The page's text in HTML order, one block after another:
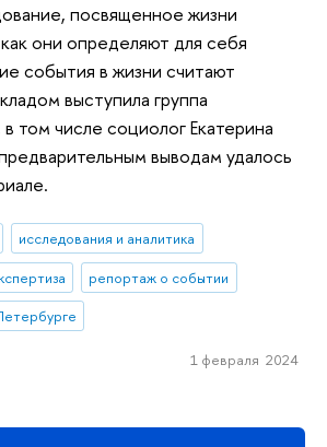
посвященное жизни
они определяют для себя
события в жизни считают
выступила группа
том числе социолог Екатерина
выводам удалось
исследования и аналитика
репортаж о событии
1 февраля 2024